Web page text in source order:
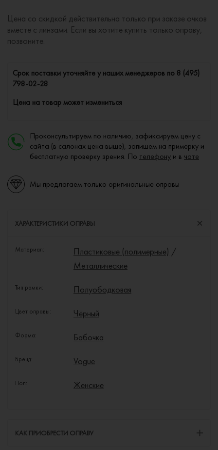
Цена со скидкой действительна только при заказе очков
вместе с линзами. Если вы хотите купить только оправу,
позвоните.
Cрок поставки уточняйте у наших менеджеров по 8 (495)
798-02-28
Цена на товар может измениться
Проконсультируем по наличию, зафиксируем цену с
сайта (в салонах цена выше), запишем на примерку и
бесплатную проверку зрения. По телефону и в чате
Мы предлагаем только оригинальные оправы
ХАРАКТЕРИСТИКИ ОПРАВЫ
Материал: Пластиковые (полимерные) /
Металлические
Тип рамки: Полуободковая
Цвет оправы: Чёрный
Форма: Бабочка
Бренд: Vogue
Пол: Женские
КАК ПРИОБРЕСТИ ОПРАВУ